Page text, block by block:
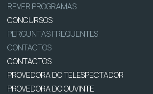
REVER PROGRAMAS
CONCURSOS
PERGUNTAS FREQUENTES
CONTACTOS
CONTACTOS
PROVEDORA DO TELESPECTADOR
PROVEDORA DO OUVINTE